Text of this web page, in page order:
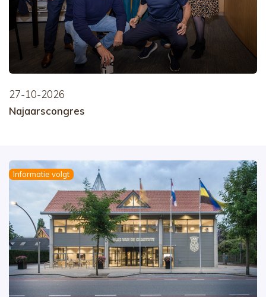
27-10-2026
Najaarscongres
Informatie volgt